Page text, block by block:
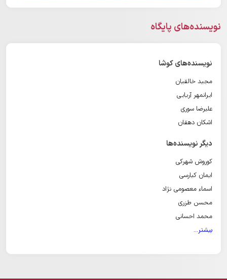
نویسنده‌های پایگاه
نویسنده‌های کوشا
مجید خالقیان
ایرانمهر آریایی
علیرضا سوری
اشکان دهقان
دیگر نویسنده‌ها
کوروش شهرکی
ایمان کیارسی
اسماء معصومی نژاد
محسن طزری
محمد احسانی
بیشتر...